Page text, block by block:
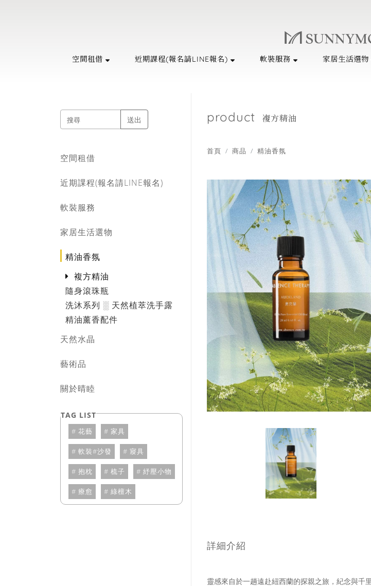
抓周派對(附有道具專案)
手綁花束體驗課程(兩人成班)
生活茶道體驗課程(六人成班)
擴香石乾燥花手作課程*贈5ml精油
節慶花籃鮮花課程(兩人成班)
軟裝課程(零基礎也能上)
軟裝住宅 / 商空 / 樣品屋作品集
設計師款抱枕
木質療癒系列 ░ 頭梳 / 擴香瓶 / 擴
送禮專區(急單請私訊)
精油薰香配件
空間租借 近期課程(報名請LINE報名) 軟裝服務 家居生活選物
送出
空間租借
近期課程(報名請LINE報名)
軟裝服務
家居生活選物
精油香氛
複方精油
隨身滾珠瓶
洗沐系列 ░ 天然植萃洗手露
精油薰香配件
天然水晶
藝術品
關於晴睦
花藝 家具
軟裝#沙發 寢具
抱枕 梳子 紓壓小物
療愈 綠檀木
product 複方精油
首頁 商品 精油香氛
詳細介紹
靈感來自於一趟遠赴紐西蘭的探親之旅，紀念與千